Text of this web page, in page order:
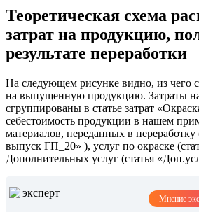
Теоретическая схема
затрат на продукцию,
результате переработки
На следующем рисунке видно, из чего
на выпущенную продукцию. Затраты
сгруппированы в статье затрат
себестоимость продукции в нашем
материалов, переданных в
выпуск ГП_20» ), услуг по окраске
Дополнительных услуг (статья
Мнение